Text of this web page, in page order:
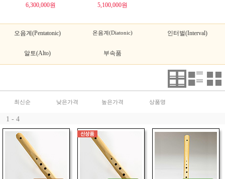
6,300,000원
5,100,000원
오음계(Pentatonic) 온음계(Diatonic) 인터벌(Interval)
알토(Alto) 부속품
최신순 낮은가격 높은가격 상품명
1 - 4